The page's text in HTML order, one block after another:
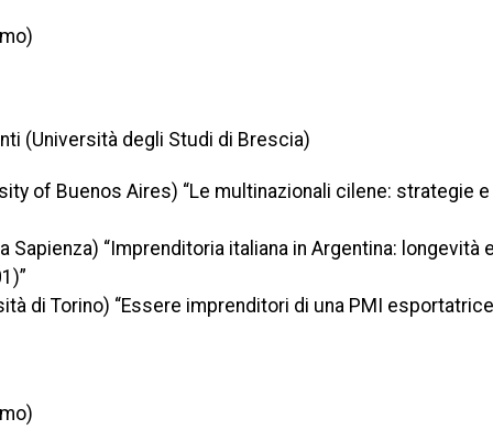
(Università degli Studi di Brescia)
of Buenos Aires) “Le multinazionali cilene: strategie
Sapienza) “Imprenditoria italiana in Argentina: longevità
di Torino) “Essere imprenditori di una PMI